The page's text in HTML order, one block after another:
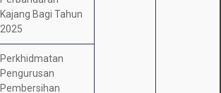
Kajang Bagi Tahun
2025
Perkhidmatan
Pengurusan
Pembersihan